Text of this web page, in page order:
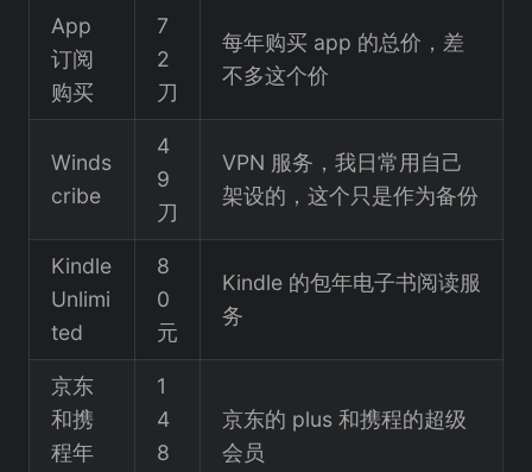
App
订阅
购买
7
2
刀
每年购买 app 的总价，差
不多这个价
Winds
cribe
4
9
刀
VPN 服务，我日常用自己
架设的，这个只是作为备份
Kindle
Unlimi
ted
8
0
元
Kindle 的包年电子书阅读服
务
京东
和携
程年
1
4
8
京东的 plus 和携程的超级
会员